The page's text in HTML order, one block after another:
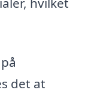
det at